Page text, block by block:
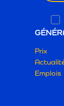
Opt
In
Prix
Emplois